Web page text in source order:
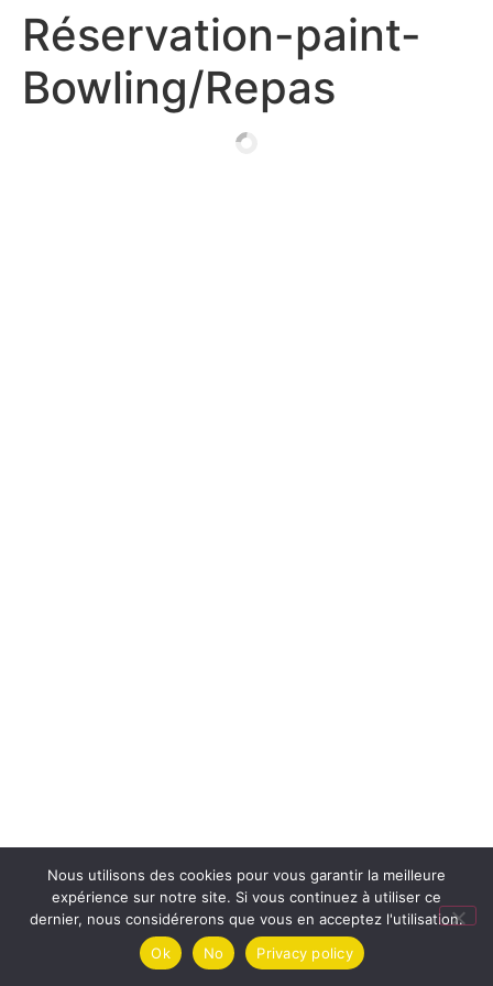
Réservation-paint-
Bowling/Repas
Nous utilisons des cookies pour vous garantir la meilleure
expérience sur notre site. Si vous continuez à utiliser ce
dernier, nous considérerons que vous en acceptez l'utilisation.
Ok
No Privacy policy